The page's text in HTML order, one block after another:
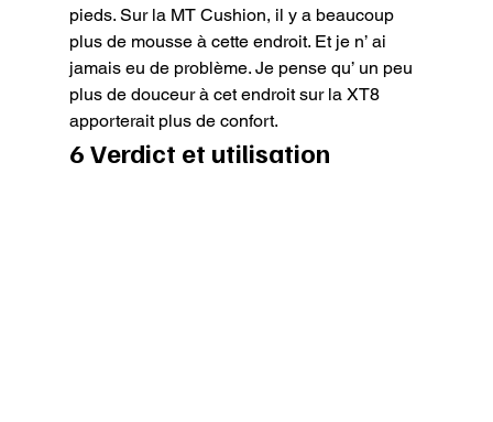
pieds. Sur la MT Cushion, il y a beaucoup
plus de mousse à cette endroit. Et je n’ ai
jamais eu de problème. Je pense qu’ un peu
plus de douceur à cet endroit sur la XT8
apporterait plus de confort.
6 Verdict et utilisation